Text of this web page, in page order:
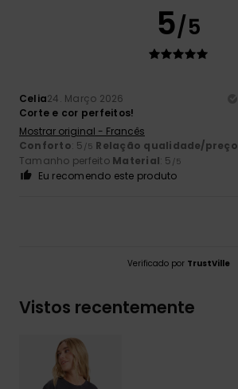
5/5
Celia24. Março 2026
Corte e cor perfeitos!
Mostrar original - Francês
Conforto: 5 /5 Relação qualidade/preço
Tamanho perfeito Material: 5 /5
Eu recomendo este produto
Verificado por TrustVille
Vistos recentemente